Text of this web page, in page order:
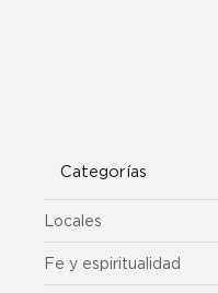
Categorías
Locales
Fe y espiritualidad